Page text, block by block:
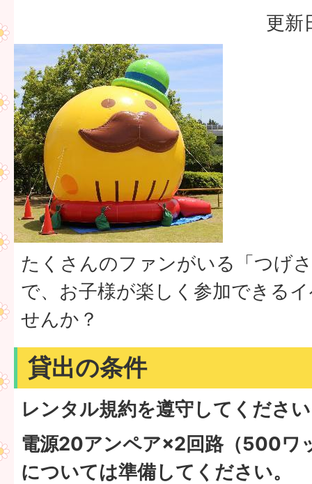
更新
たくさんのファンがいる「つげ
で、お子様が楽しく参加できる
せんか？
貸出の条件
レンタル規約を遵守してくださ
電源20アンペア×2回路（500ワ
については準備してください。